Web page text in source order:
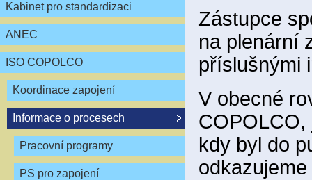
Kabinet pro standardizaci
ANEC
ISO COPOLCO
Koordinace zapojení
Informace o procesech
Pracovní programy
PS pro zapojení
Zástupce
na plenární
příslušnými
V obecné
kdy byl do